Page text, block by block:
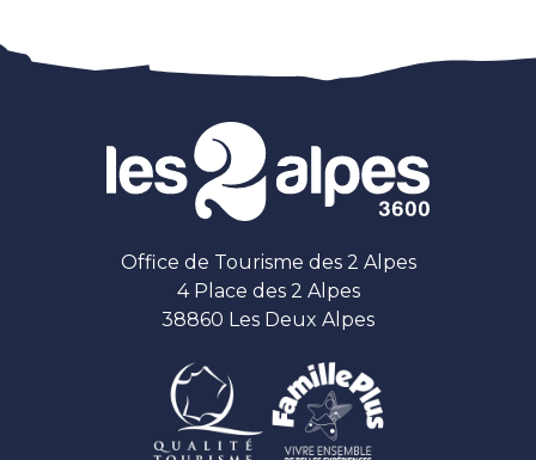
Office de Tourisme des 2 Alpes
4 Place des 2 Alpes
38860 Les Deux Alpes